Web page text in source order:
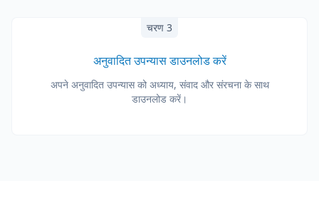
चरण 3
अनुवादित उपन्यास डाउनलोड करें
अपने अनुवादित उपन्यास को अध्याय, संवाद और संरचना के साथ
डाउनलोड करें।